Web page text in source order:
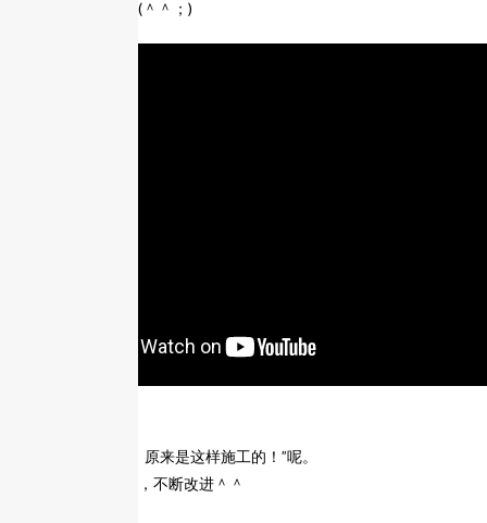
请大家多多包涵ｆ(＾＾；)
是不是想到了“哦，原来是这样施工的！”呢。
今后我想加上音乐，不断改进＾＾